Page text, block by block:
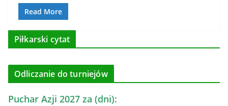
Read More
Piłkarski cytat
Odliczanie do turniejów
Puchar Azji 2027 za (dni):